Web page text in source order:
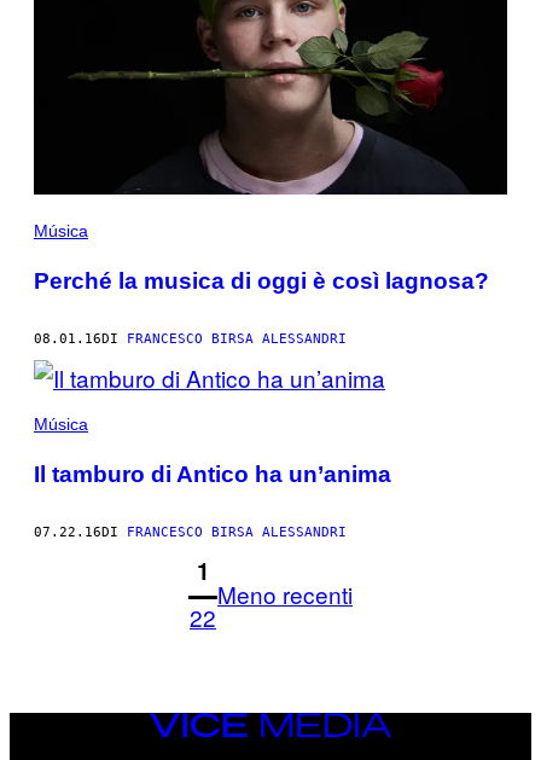
Música
Perché la musica di oggi è così lagnosa?
08.01.16DI FRANCESCO BIRSA ALESSANDRI
Música
Il tamburo di Antico ha un’anima
07.22.16DI FRANCESCO BIRSA ALESSANDRI
1
22
Meno recenti
VICE